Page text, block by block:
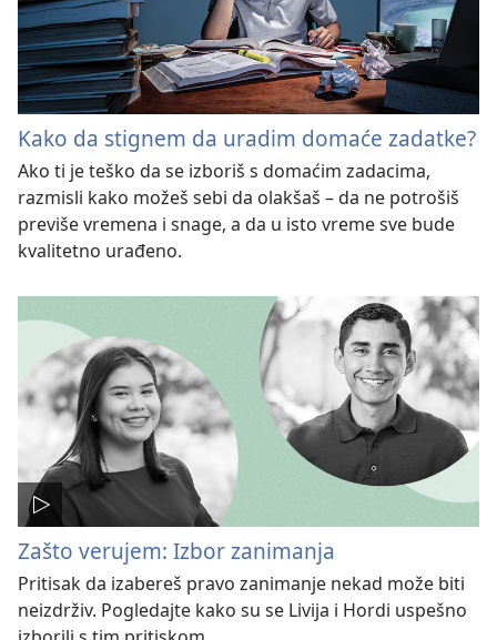
Kako da stignem da uradim domaće zadatke?
Ako ti je teško da se izboriš s domaćim zadacima,
razmisli kako možeš sebi da olakšaš – da ne potrošiš
previše vremena i snage, a da u isto vreme sve bude
kvalitetno urađeno.
Zašto verujem: Izbor zanimanja
Pritisak da izabereš pravo zanimanje nekad može biti
neizdrživ. Pogledajte kako su se Livija i Hordi uspešno